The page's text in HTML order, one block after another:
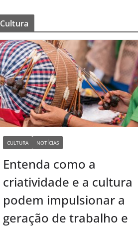
Cultura
CULTURA NOTÍCIAS
Entenda como a
criatividade e a cultura
podem impulsionar a
geração de trabalho e